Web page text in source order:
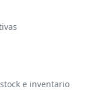
e inventario